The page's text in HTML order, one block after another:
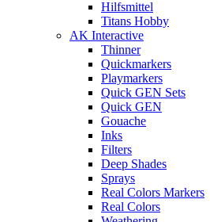
Hilfsmittel
Titans Hobby
AK Interactive
Thinner
Quickmarkers
Playmarkers
Quick GEN Sets
Quick GEN
Gouache
Inks
Filters
Deep Shades
Sprays
Real Colors Markers
Real Colors